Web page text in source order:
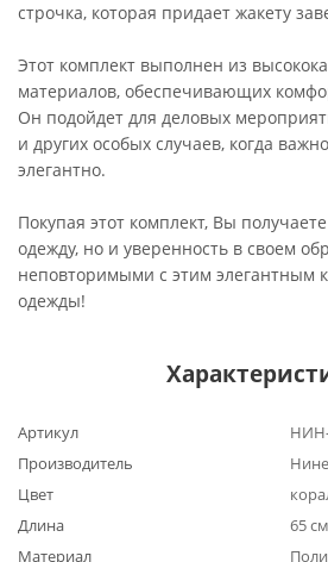
строчка, которая придает жакету
Этот комплект выполнен из
материалов, обеспечивающих
Он подойдет для деловых
и других особых случаев, когда
элегантно.
Покупая этот комплект, Вы
одежду, но и уверенность в своем
неповторимыми с этим элегантным
одежды!
Артикул
Производитель
Цвет
Длина
65 см
Материал